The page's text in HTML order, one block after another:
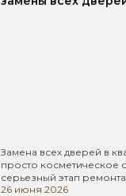
Замена всех дверей в
просто косметическое
серьезный этап
26 июня 2026